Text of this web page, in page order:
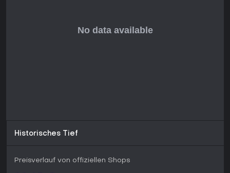
mit Singleplayer-Kampagnen und Multiplayer-Skirmishes,
Historisches Tief
Preisverlauf von offiziellen Shops